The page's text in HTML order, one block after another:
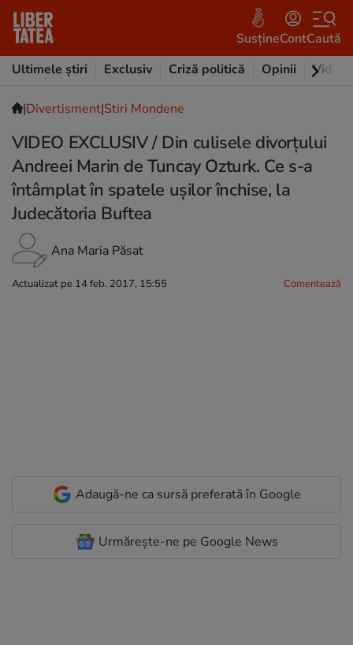
SusțineContCaută
Ultimele știri
Exclusiv Criză politică Opinii Video
|Divertisment|Stiri Mondene
VIDEO EXCLUSIV / Din culisele divorțului
Andreei Marin de Tuncay Ozturk. Ce s-a
întâmplat în spatele ușilor închise, la
Judecătoria Buftea
Ana Maria Păsat
Actualizat pe 14 feb. 2017, 15:55 Comentează
Adaugă-ne ca sursă preferată în Google
Urmărește-ne pe Google News